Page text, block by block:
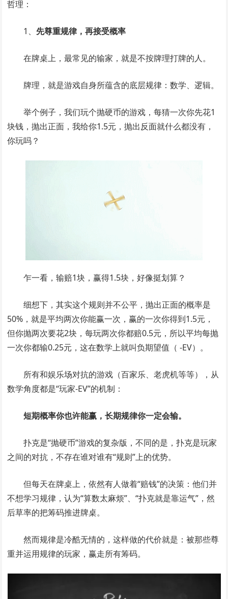
哲理：
1、 先尊重规律，再接受概率
在牌桌上，最常见的输家，就是不按牌理打牌的人。
牌理，就是游戏自身所蕴含的底层规律：数学、逻辑。
举个例子，我们玩个抛硬币的游戏，每猜一次你先花1
块钱，抛出正面，我给你1.5元，抛出反面就什么都没有，
你玩吗？
乍一看，输赔1块，赢得1.5块，好像挺划算？
细想下，其实这个规则并不公平，抛出正面的概率是
50%，就是平均两次你能赢一次，赢的一次你得到1.5元，
但你抛两次要花2块，每玩两次你都赔0.5元，所以平均每抛
一次你都输0.25元，这在数学上就叫负期望值（ -EV）。
所有和娱乐场对抗的游戏（百家乐、老虎机等等），从
数学角度都是“玩家-EV”的机制：
短期概率你也许能赢，长期规律你一定会输。
扑克是“抛硬币”游戏的复杂版，不同的是，扑克是玩家
之间的对抗，不存在谁对谁有“规则”上的优势。
但每天在牌桌上，依然有人做着“赔钱”的决策：他们并
不想学习规律，认为“算数太麻烦”、“扑克就是靠运气”，然
后草率的把筹码推进牌桌。
然而规律是冷酷无情的，这样做的代价就是：被那些尊
重并运用规律的玩家，赢走所有筹码。